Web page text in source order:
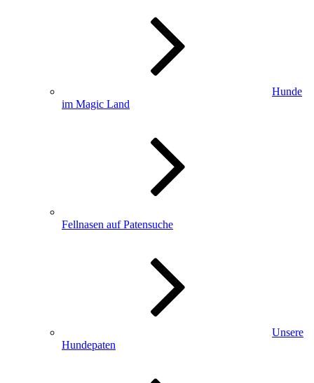
Hunde
im Magic Land
Fellnasen auf Patensuche
Unsere
Hundepaten